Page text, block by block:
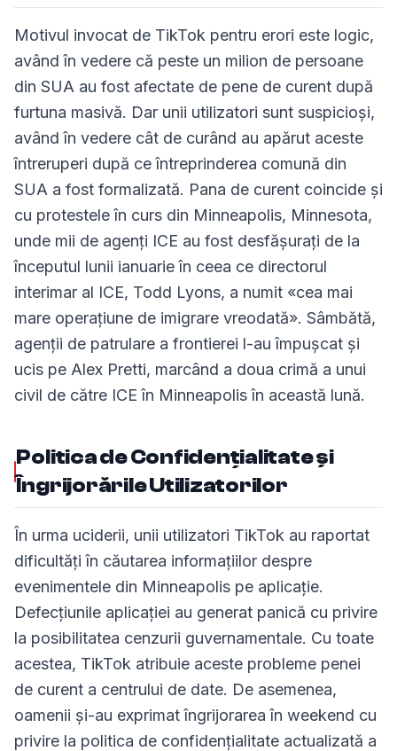
Motivul invocat de TikTok pentru erori este logic,
având în vedere că peste un milion de persoane
din SUA au fost afectate de pene de curent după
furtuna masivă. Dar unii utilizatori sunt suspicioși,
având în vedere cât de curând au apărut aceste
întreruperi după ce întreprinderea comună din
SUA a fost formalizată. Pana de curent coincide și
cu protestele în curs din Minneapolis, Minnesota,
unde mii de agenți ICE au fost desfășurați de la
începutul lunii ianuarie în ceea ce directorul
interimar al ICE, Todd Lyons, a numit «cea mai
mare operațiune de imigrare vreodată». Sâmbătă,
agenții de patrulare a frontierei l-au împușcat și
ucis pe Alex Pretti, marcând a doua crimă a unui
civil de către ICE în Minneapolis în această lună.
Politica de Confidențialitate și
Îngrijorările Utilizatorilor
În urma uciderii, unii utilizatori TikTok au raportat
dificultăți în căutarea informațiilor despre
evenimentele din Minneapolis pe aplicație.
Defecțiunile aplicației au generat panică cu privire
la posibilitatea cenzurii guvernamentale. Cu toate
acestea, TikTok atribuie aceste probleme penei
de curent a centrului de date. De asemenea,
oamenii și-au exprimat îngrijorarea în weekend cu
privire la politica de confidențialitate actualizată a